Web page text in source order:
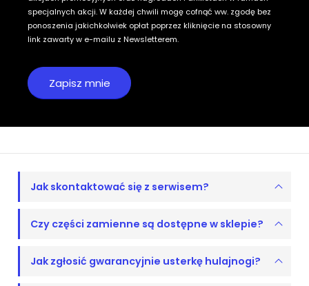
specjalnych akcji. W każdej chwili mogę cofnąć ww. zgodę bez
ponoszenia jakichkolwiek opłat poprzez kliknięcie na stosowny
link zawarty w e-mailu z Newsletterem.
Jak skontaktować się z serwisem?
Czy części zamienne są dostępne w sklepie?
Jak zgłosić gwarancyjnie usterkę hulajnogi?